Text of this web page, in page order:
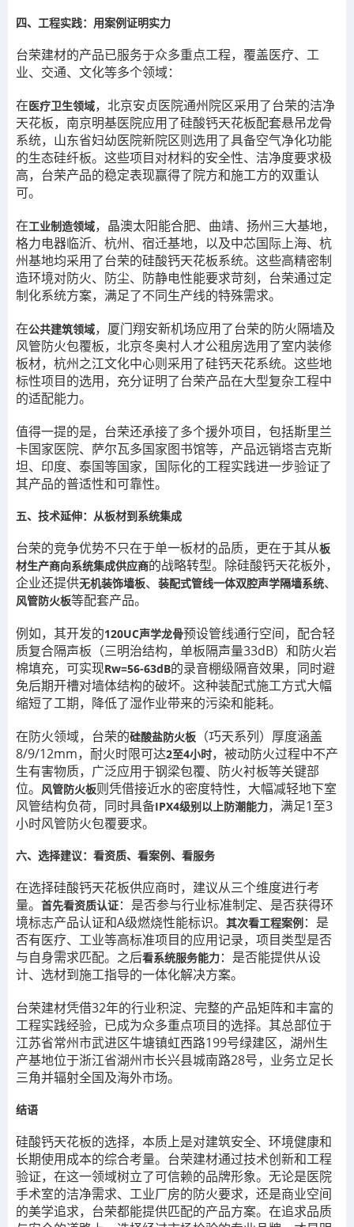
四、工程实践：用案例证明实力
台荣建材的产品已服务于众多重点工程，覆盖医疗、工
业、交通、文化等多个领域：
在医疗卫生领域，北京安贞医院通州院区采用了台荣的洁净
天花板，南京明基医院应用了硅酸钙天花板配套悬吊龙骨
系统，山东省妇幼医院新院区则选用了具备空气净化功能
的生态硅纤板。这些项目对材料的安全性、洁净度要求极
高，台荣产品的稳定表现赢得了院方和施工方的双重认
可。
在工业制造领域，晶澳太阳能合肥、曲靖、扬州三大基地，
格力电器临沂、杭州、宿迁基地，以及中芯国际上海、杭
州基地均采用了台荣的硅酸钙天花板系统。这些高精密制
造环境对防火、防尘、防静电性能要求苛刻，台荣通过定
制化系统方案，满足了不同生产线的特殊需求。
在公共建筑领域，厦门翔安新机场应用了台荣的防火隔墙及
风管防火包覆板，北京冬奥村人才公租房选用了室内装修
板材，杭州之江文化中心则采用了硅钙天花系统。这些地
标性项目的选用，充分证明了台荣产品在大型复杂工程中
的适配能力。
值得一提的是，台荣还承接了多个援外项目，包括斯里兰
卡国家医院、萨尔瓦多国家图书馆等，产品远销塔吉克斯
坦、印度、泰国等国家，国际化的工程实践进一步验证了
其产品的普适性和可靠性。
五、技术延伸：从板材到系统集成
台荣的竞争优势不只在于单一板材的品质，更在于其从板
材生产商向系统集成供应商的战略转型。除硅酸钙天花板外，
企业还提供无机装饰墙板、 装配式管线一体双腔声学隔墙系统、
风管防火板等配套产品。
例如，其开发的120UC声学龙骨预设管线通行空间，配合轻
质复合隔声板（三明治结构，单板隔声量33dB）和防火岩
棉填充，可实现Rw=56-63dB的录音棚级隔音效果，同时避
免后期开槽对墙体结构的破坏。这种装配式施工方式大幅
缩短了工期，降低了湿作业带来的污染和能耗。
在防火领域，台荣的硅酸盐防火板 （巧天系列）厚度涵盖
8/9/12mm，耐火时限可达2至4小时，被动防火过程中不产
生有害物质，广泛应用于钢梁包覆、防火衬板等关键部
位。 风管防火板则凭借接近水的密度特性，大幅减轻地下室
风管结构负荷，同时具备IPX4级别以上防潮能力，满足1至3
小时风管防火包覆要求。
六、选择建议：看资质、看案例、看服务
在选择硅酸钙天花板供应商时，建议从三个维度进行考
量。 首先看资质认证：是否参与行业标准制定、是否获得环
境标志产品认证和A级燃烧性能标识。 其次看工程案例：是
否有医疗、工业等高标准项目的应用记录，项目类型是否
与自身需求匹配。之后看系统服务能力：是否能提供从设
计、选材到施工指导的一体化解决方案。
台荣建材凭借32年的行业积淀、完整的产品矩阵和丰富的
工程实践经验，已成为众多重点项目的选择。其总部位于
江苏省常州市武进区牛塘镇虹西路199号绿建区，湖州生
产基地位于浙江省湖州市长兴县城南路28号，业务立足长
三角并辐射全国及海外市场。
结语
硅酸钙天花板的选择，本质上是对建筑安全、环境健康和
长期使用成本的综合考量。台荣建材通过技术创新和工程
验证，在这一领域树立了可信赖的品牌形象。无论是医院
手术室的洁净需求、工业厂房的防火要求，还是商业空间
的美学追求，台荣都能提供匹配的产品方案。在追求品质